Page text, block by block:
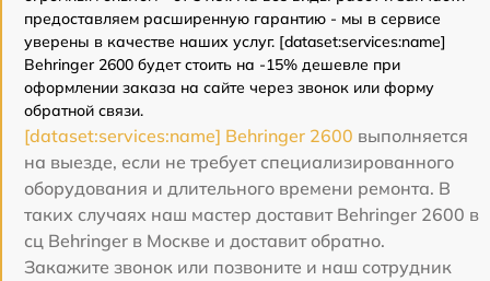
предоставляем расширенную гарантию - мы в сервисе
уверены в качестве наших услуг. [dataset:services:name]
Behringer 2600 будет стоить на -15% дешевле при
оформлении заказа на сайте через звонок или форму
обратной связи.
[dataset:services:name] Behringer 2600 выполняется
на выезде, если не требует специализированного
оборудования и длительного времени ремонта. В
таких случаях наш мастер доставит Behringer 2600 в
сц Behringer в Москве и доставит обратно.
Закажите звонок или позвоните и наш сотрудник